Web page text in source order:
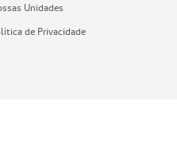
Unidades
de Privacidade